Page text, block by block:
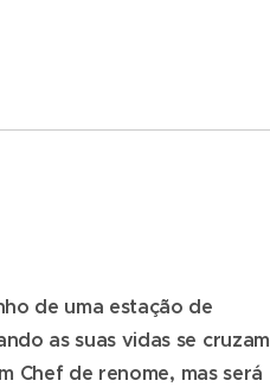
de uma estação de
as suas vidas se cruzam
Chef de renome, mas será